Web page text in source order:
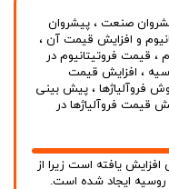
صنعت ، پیشروان
و افزایش قیمت آن ،
، قیمت فروتیتانیوم در
، افزایش قیمت
فروآلیاژها ، پیش بینی
قیمت فروآلیاژها در
افزایش یافته است زیرا از
روسیه ایجاد شده است.